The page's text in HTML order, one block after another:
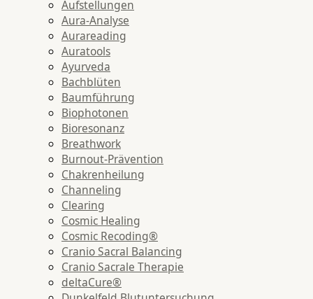
Aufstellungen
Aura-Analyse
Aurareading
Auratools
Ayurveda
Bachblüten
Baumführung
Biophotonen
Bioresonanz
Breathwork
Burnout-Prävention
Chakrenheilung
Channeling
Clearing
Cosmic Healing
Cosmic Recoding®
Cranio Sacral Balancing
Cranio Sacrale Therapie
deltaCure®